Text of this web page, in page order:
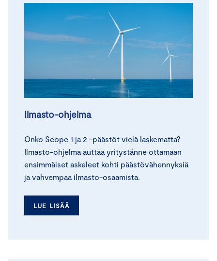
Ilmasto-ohjelma
Onko Scope 1 ja 2 -päästöt vielä laskematta?
Ilmasto-ohjelma auttaa yritystänne ottamaan
ensimmäiset askeleet kohti päästövähennyksiä
ja vahvempaa ilmasto-osaamista.
LUE LISÄÄ